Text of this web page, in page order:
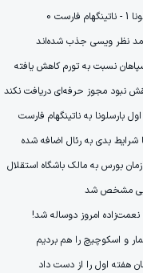
0
مد نظر ویسی جذب شده‌اند
نسبت به تورم کاهش یافته
نبود مجوز حرفه‌ای دریافت نکند
اول بارسلونا به ناتینگهام فارست
شرایط بدی به رئال اضافه شده
بورس به مالک باشگاه استقلال
مشخص شد
نعمت‌زاده امروز دوساله شد!
و اسکوچیچ را هم بردیم
هفته اول را از دست داد